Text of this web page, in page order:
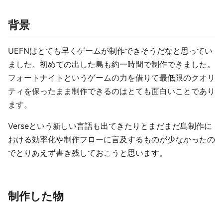
背景
UEFNはとても早くゲームが制作できそうだなと思ってい
ました。初めての出した島も約一時間で制作できました。
フォートナイトというゲームの力を借りて最低限のクオリ
ティを保ったまま制作できるのはとても面白いことであり
ます。
Verseという新しい言語も出てきたりとまだまだ島制作に
おける効率化や制作フローに言及するものが少なかったの
でとりあえず書き残しておこうと思います。
制作した物